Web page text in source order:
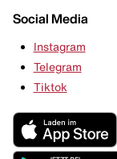
Social Media
Instagram
Telegram
Tiktok